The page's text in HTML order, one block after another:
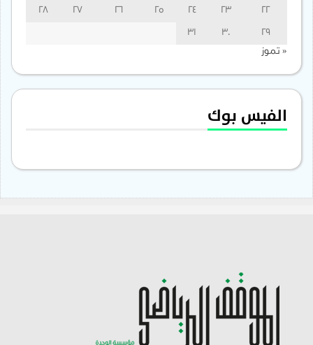
22
23
24
25
26
27
28
29
30
31
« تموز
الفيس بوك